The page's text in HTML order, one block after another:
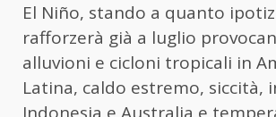
El Niño, stando a quanto
rafforzerà già a luglio
alluvioni e cicloni tropicali in
Latina, caldo estremo, siccità,